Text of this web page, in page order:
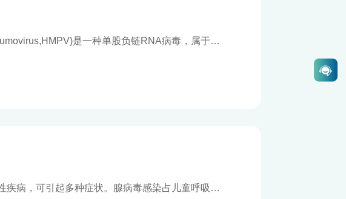
是一种单股负链RNA病毒，属于肺
疾病，可引起多种症状。腺病毒感染占儿童呼吸道